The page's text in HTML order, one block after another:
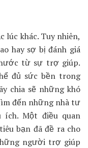
lúc khác. Tuy nhiên,
hay sợ bị đánh giá
từ sự trợ giúp.
đủ sức bền trong
chia sẽ những khó
đến những nhà tư
Một điều quan
bạn đã đề ra cho
người trợ giúp